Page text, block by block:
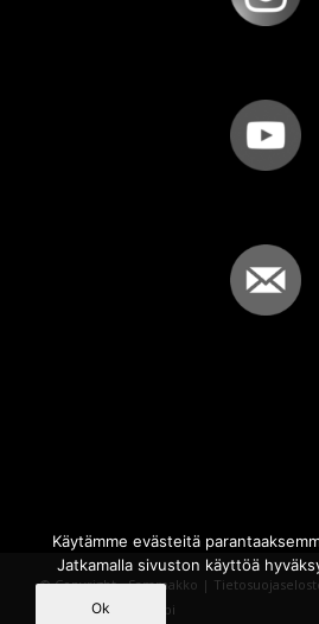
© Copyright - Sammakko |
Powered by
iQWebbi
Käytämme evästeitä
Jatkamalla sivuston käyttöä
Ok